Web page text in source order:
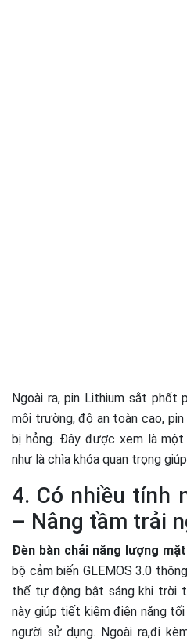
Ngoài ra, pin Lithium sắt phốt
môi trường, độ an toàn cao,
bị hỏng. Đây được xem là
như là chìa khóa quan trọng
4. Có nhiều tính
– Nâng tầm trải
Đèn bàn chải năng lượng
bộ cảm biến GLEMOS 3.0
thể tự động bật sáng khi trời
này giúp tiết kiệm điện năng
người sử dụng. Ngoài ra,đi